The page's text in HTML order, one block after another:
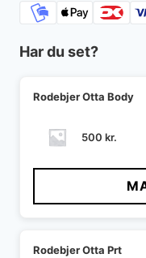
Har du set?
Rodebjer Otta Body
500 kr.
Rodebjer Otta Prt